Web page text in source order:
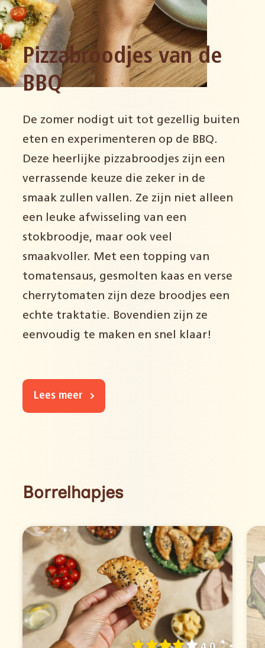
Pizzabroodjes van de
BBQ
De zomer nodigt uit tot gezellig buiten
eten en experimenteren op de BBQ.
Deze heerlijke pizzabroodjes zijn een
verrassende keuze die zeker in de
smaak zullen vallen. Ze zijn niet alleen
een leuke afwisseling van een
stokbroodje, maar ook veel
smaakvoller. Met een topping van
tomatensaus, gesmolten kaas en verse
cherrytomaten zijn deze broodjes een
echte traktatie. Bovendien zijn ze
eenvoudig te maken en snel klaar!
Lees meer
Borrelhapjes